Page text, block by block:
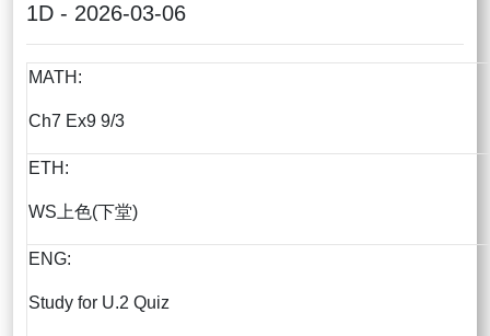
1D - 2026-03-06
MATH:
Ch7 Ex9 9/3
ETH:
WS上色(下堂)
ENG:
Study for U.2 Quiz